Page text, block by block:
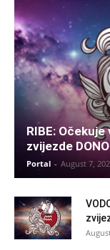
RIBE: Očekuje
zvijezde
Portal - August 7,